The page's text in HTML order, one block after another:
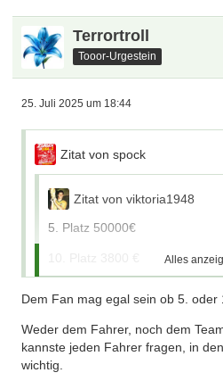
Terrortroll
Tooor-Urgestein
25. Juli 2025 um 18:44
Zitat von spock
Zitat von viktoria1948
5. Platz 50000€
Alles
Dem Fan mag egal sein ob 5. oder
Weder dem Fahrer, noch dem
kannste jeden Fahrer fragen, in
wichtig.